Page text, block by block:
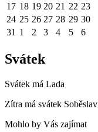
17 18 19 20 21 22 23
24 25 26 27 28 29 30
31 1 2 3 4 5 6
Svátek
Svátek má Lada
Zítra má svátek Soběslav
Mohlo by Vás zajímat